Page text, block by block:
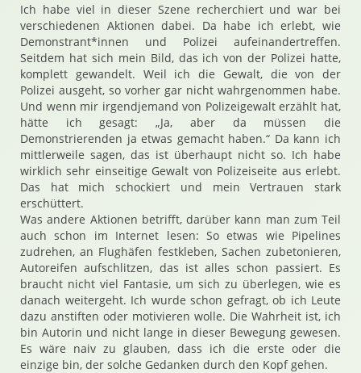
Ich habe viel in dieser Szene recherchiert und war bei
verschiedenen Aktionen dabei. Da habe ich erlebt, wie
Demonstrant*innen und Polizei aufeinandertreffen.
Seitdem hat sich mein Bild, das ich von der Polizei hatte,
komplett gewandelt. Weil ich die Gewalt, die von der
Polizei ausgeht, so vorher gar nicht wahrgenommen habe.
Und wenn mir irgendjemand von Polizeigewalt erzählt hat,
hätte ich gesagt: „Ja, aber da müssen die
Demonstrierenden ja etwas gemacht haben.“ Da kann ich
mittlerweile sagen, das ist überhaupt nicht so. Ich habe
wirklich sehr einseitige Gewalt von Polizeiseite aus erlebt.
Das hat mich schockiert und mein Vertrauen stark
erschüttert.
Was andere Aktionen betrifft, darüber kann man zum Teil
auch schon im Internet lesen: So etwas wie Pipelines
zudrehen, an Flughäfen festkleben, Sachen zubetonieren,
Autoreifen aufschlitzen, das ist alles schon passiert. Es
braucht nicht viel Fantasie, um sich zu überlegen, wie es
danach weitergeht. Ich wurde schon gefragt, ob ich Leute
dazu anstiften oder motivieren wolle. Die Wahrheit ist, ich
bin Autorin und nicht lange in dieser Bewegung gewesen.
Es wäre naiv zu glauben, dass ich die erste oder die
einzige bin, der solche Gedanken durch den Kopf gehen.